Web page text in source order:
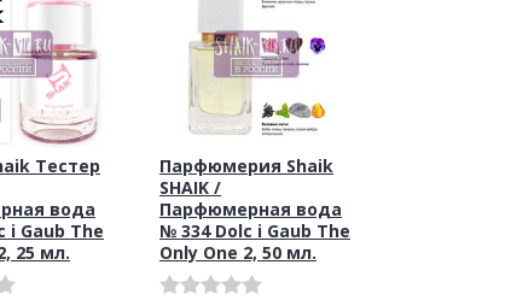
Тестер
вода
i Gaub The
25 мл.
Парфюмерия Shaik
SHAIK /
Парфюмерная вода
№ 334 Dolc i Gaub The
Only One 2, 50 мл.